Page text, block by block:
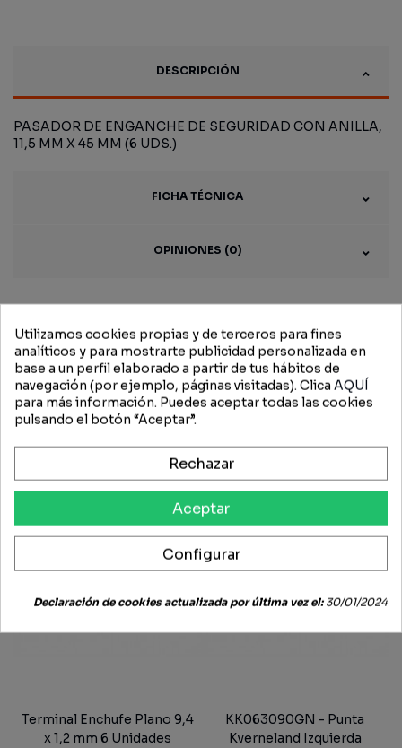
DESCRIPCIÓN
PASADOR DE ENGANCHE DE SEGURIDAD CON ANILLA,
11,5 MM X 45 MM (6 UDS.)
FICHA TÉCNICA
OPINIONES (0)
Productos
relacionados
Terminal Enchufe Plano 9,4
x 1,2 mm 6 Unidades
-15%
KK063090GN - Punta
Kverneland Izquierda
Utilizamos cookies propias y de terceros para fines
analíticos y para mostrarte publicidad personalizada en
base a un perfil elaborado a partir de tus hábitos de
navegación (por ejemplo, páginas visitadas). Clica AQUÍ
para más información. Puedes aceptar todas las cookies
pulsando el botón “Aceptar”.
Rechazar
Aceptar
Configurar
Declaración de cookies actualizada por última vez el:30/01/2024